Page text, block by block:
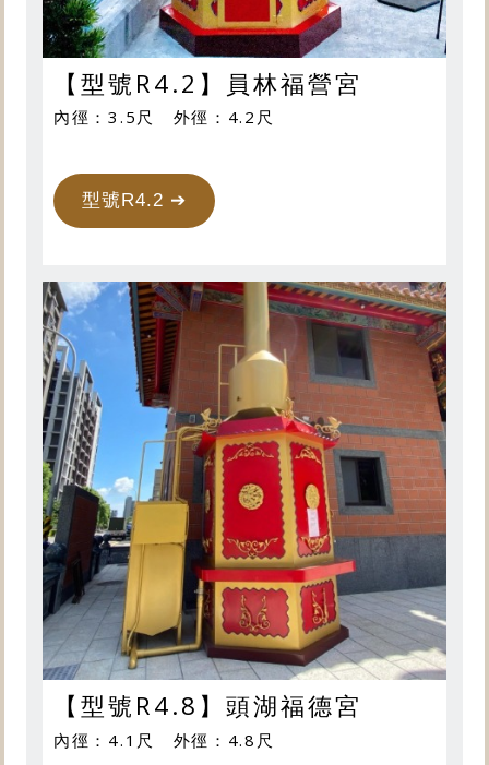
【型號R4.2】員林福營宮
內徑：3.5尺 外徑：4.2尺
型號R4.2 ➔
【型號R4.8】頭湖福德宮
內徑：4.1尺 外徑：4.8尺